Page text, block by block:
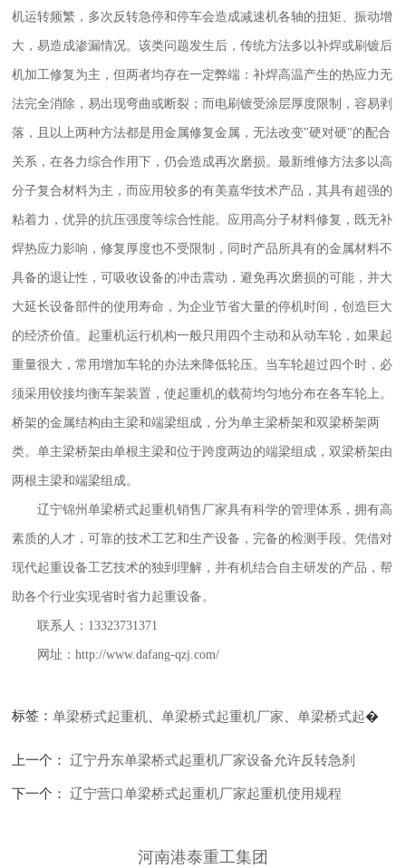
机运转频繁，多次反转急停和停车会造成减速机各轴的扭矩、振动增
大，易造成渗漏情况。该类问题发生后，传统方法多以补焊或刷镀后
机加工修复为主，但两者均存在一定弊端：补焊高温产生的热应力无
法完全消除，易出现弯曲或断裂；而电刷镀受涂层厚度限制，容易剥
落，且以上两种方法都是用金属修复金属，无法改变"硬对硬"的配合
关系，在各力综合作用下，仍会造成再次磨损。最新维修方法多以高
分子复合材料为主，而应用较多的有美嘉华技术产品，其具有超强的
粘着力，优异的抗压强度等综合性能。应用高分子材料修复，既无补
焊热应力影响，修复厚度也不受限制，同时产品所具有的金属材料不
具备的退让性，可吸收设备的冲击震动，避免再次磨损的可能，并大
大延长设备部件的使用寿命，为企业节省大量的停机时间，创造巨大
的经济价值。起重机运行机构一般只用四个主动和从动车轮，如果起
重量很大，常用增加车轮的办法来降低轮压。当车轮超过四个时，必
须采用铰接均衡车架装置，使起重机的载荷均匀地分布在各车轮上。
桥架的金属结构由主梁和端梁组成，分为单主梁桥架和双梁桥架两
类。单主梁桥架由单根主梁和位于跨度两边的端梁组成，双梁桥架由
两根主梁和端梁组成。
辽宁锦州单梁桥式起重机销售厂家具有科学的管理体系，拥有高
素质的人才，可靠的技术工艺和生产设备，完备的检测手段。凭借对
现代起重设备工艺技术的独到理解，并有机结合自主研发的产品，帮
助各个行业实现省时省力起重设备。
联系人：13323731371
网址：http://www.dafang-qzj.com/
标签：单梁桥式起重机 、单梁桥式起重机厂家 、单梁桥式起�
上一个：辽宁丹东单梁桥式起重机厂家设备允许反转急刹
下一个：辽宁营口单梁桥式起重机厂家起重机使用规程
河南港泰重工集团